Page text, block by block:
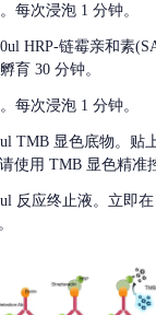
每次浸泡 1 分钟。
HRP-链霉亲和素
育 30 分钟。
每次浸泡 1 分钟。
TMB 显色底物。贴
使用 TMB 显色精准
反应终止液。立即在